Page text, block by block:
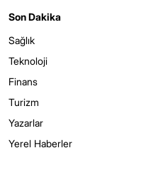
Son Dakika
Sağlık
Teknoloji
Finans
Turizm
Yazarlar
Yerel Haberler